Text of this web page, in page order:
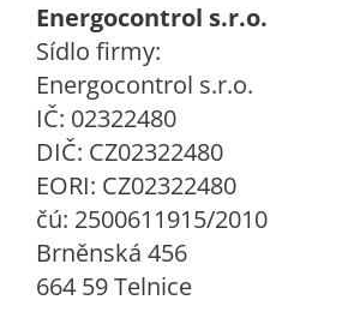
Energocontrol s.r.o.
Sídlo firmy:
Energocontrol s.r.o.
IČ: 02322480
DIČ: CZ02322480
EORI: CZ02322480
čú: 2500611915/2010
Brněnská 456
664 59 Telnice